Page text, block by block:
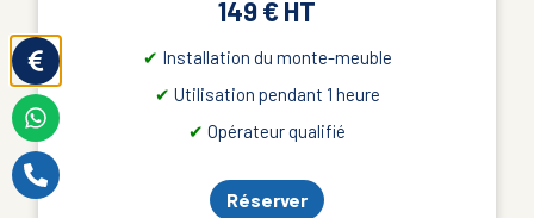
149 € HT
✔︎ Installation du monte-meuble
✔︎ Utilisation pendant 1 heure
✔︎ Opérateur qualifié
Réserver